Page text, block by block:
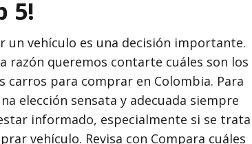
Obligatorio de
de Tránsito
para Motos
de Viaje
de Consumo
de Crédito
Estilo de Vida
Otros temas
5!
un vehículo es una decisión importante.
razón queremos contarte cuáles son los
carros para comprar en Colombia. Para
elección sensata y adecuada siempre
informado, especialmente si se trata
vehículo. Revisa con Compara cuáles